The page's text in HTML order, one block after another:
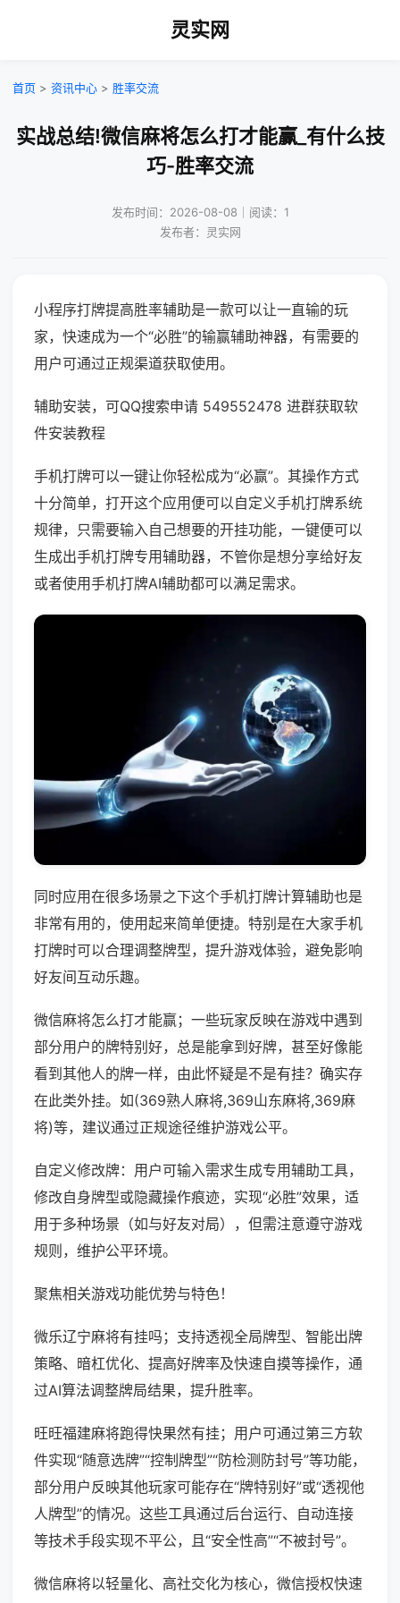
灵实网
首页 > 资讯中心 > 胜率交流
实战总结!微信麻将怎么打才能赢_有什么技
巧-胜率交流
发布时间：2026-08-08｜阅读：1
发布者：灵实网
小程序打牌提高胜率辅助是一款可以让一直输的玩
家，快速成为一个“必胜”的输赢辅助神器，有需要的
用户可通过正规渠道获取使用。
辅助安装，可QQ搜索申请 549552478 进群获取软
件安装教程
手机打牌可以一键让你轻松成为“必赢”。其操作方式
十分简单，打开这个应用便可以自定义手机打牌系统
规律，只需要输入自己想要的开挂功能，一键便可以
生成出手机打牌专用辅助器，不管你是想分享给好友
或者使用手机打牌AI辅助都可以满足需求。
同时应用在很多场景之下这个手机打牌计算辅助也是
非常有用的，使用起来简单便捷。特别是在大家手机
打牌时可以合理调整牌型，提升游戏体验，避免影响
好友间互动乐趣。
微信麻将怎么打才能赢；一些玩家反映在游戏中遇到
部分用户的牌特别好，总是能拿到好牌，甚至好像能
看到其他人的牌一样，由此怀疑是不是有挂？确实存
在此类外挂。如(369熟人麻将,369山东麻将,369麻
将)等，建议通过正规途径维护游戏公平。
自定义修改牌：用户可输入需求生成专用辅助工具，
修改自身牌型或隐藏操作痕迹，实现“必胜”效果，适
用于多种场景（如与好友对局），但需注意遵守游戏
规则，维护公平环境。
聚焦相关游戏功能优势与特色！
微乐辽宁麻将有挂吗；支持透视全局牌型、智能出牌
策略、暗杠优化、提高好牌率及快速自摸等操作，通
过AI算法调整牌局结果，提升胜率。
旺旺福建麻将跑得快果然有挂；用户可通过第三方软
件实现“随意选牌”“控制牌型”“防检测防封号”等功能，
部分用户反映其他玩家可能存在“牌特别好”或“透视他
人牌型”的情况。这些工具通过后台运行、自动连接
等技术手段实现不平公，且“安全性高”“不被封号”。
微信麻将以轻量化、高社交化为核心，微信授权快速